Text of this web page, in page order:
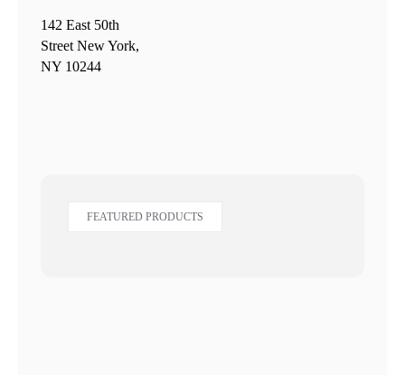
142 East 50th
Street New York,
NY 10244
FEATURED PRODUCTS